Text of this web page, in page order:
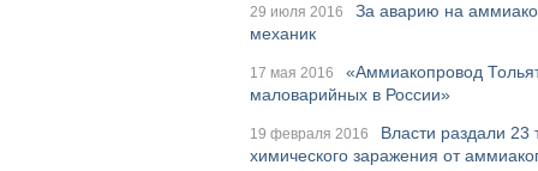
29 июля 2016
За аварию на
механик
17 мая 2016
«Аммиакопровод
маловарийных в России»
19 февраля 2016
Власти раздали
химического заражения от